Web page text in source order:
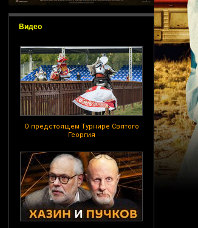
Видео
О предстоящем Турнире Святого
Георгия